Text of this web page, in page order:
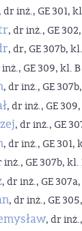
, dr inż., GE 301,
, dr inż., GE
, dr, GE 307b,
GE 309, kl. B
, dr inż., GE
, dr inż., GE
, dr inż., GE
, dr inż., GE 301,
inż., GE 307b, kl.
, dr inż., GE
, dr inż., GE
, dr